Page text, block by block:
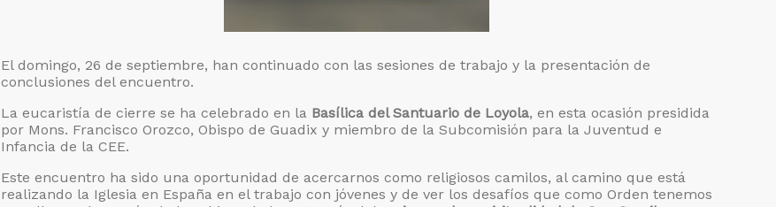
El domingo, 26 de septiembre, han continuado con las sesiones de trabajo y la presentación de
conclusiones del encuentro.
La eucaristía de cierre se ha celebrado en la Basílica del Santuario de Loyola, en esta ocasión presidida
por Mons. Francisco Orozco, Obispo de Guadix y miembro de la Subcomisión para la Juventud e
Infancia de la CEE.
Este encuentro ha sido una oportunidad de acercarnos como religiosos camilos, al camino que está
realizando la Iglesia en España en el trabajo con jóvenes y de ver los desafíos que como Orden tenemos